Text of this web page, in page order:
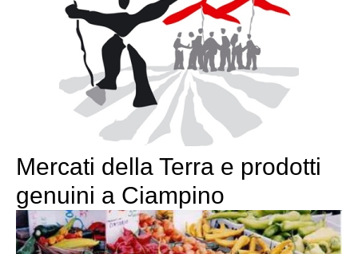
Mercati della Terra e prodotti
genuini a Ciampino